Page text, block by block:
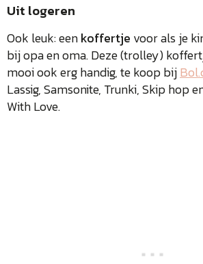
Uit logeren
Ook leuk: eenkoffertje voor als je
bij opa en oma. Deze (trolley)
mooi ook erg handig, te koop bij
Lassig, Samsonite, Trunki, Skip hop
With Love.